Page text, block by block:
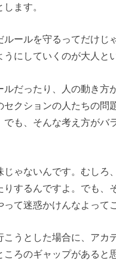
ます。
ールを守るってだけじ
にしていくのが大人と
だったり、人の動き方
クションの人たちの問
も、そんな考え方がバ
ゃないんです。むしろ
するんですよ。でも、
て迷惑かけんなよって
うとした場合に、アカ
ろのギャップがあると